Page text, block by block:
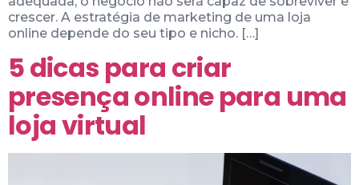
crescer. A estratégia de marketing de uma loja
online depende do seu tipo e nicho. […]
5 dicas para criar
presença online para uma
loja virtual